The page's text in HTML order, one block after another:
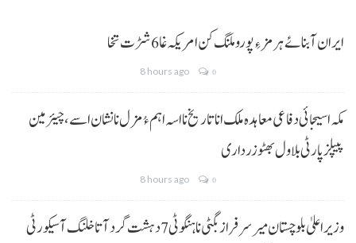
ایران آبنائے ہرمز ءِ پورو ملنگ کن امریکہ غا 6 شڑت تخا
8 hours ago 0
مکہ اسیجائی دفاعی معاہدہ ملک انا تاریخ نا اسہ اہم ءُ مزل نا نشان اسے، چیئرمین
پیپلز پارٹی بلاول بھٹو زرداری
8 hours ago 0
وزیراعلیٰ بلوچستان میر سرفراز بگٹی نا ہنگو ٹی 7 دہشت گرد آتا خلنگ آ سیکورٹی